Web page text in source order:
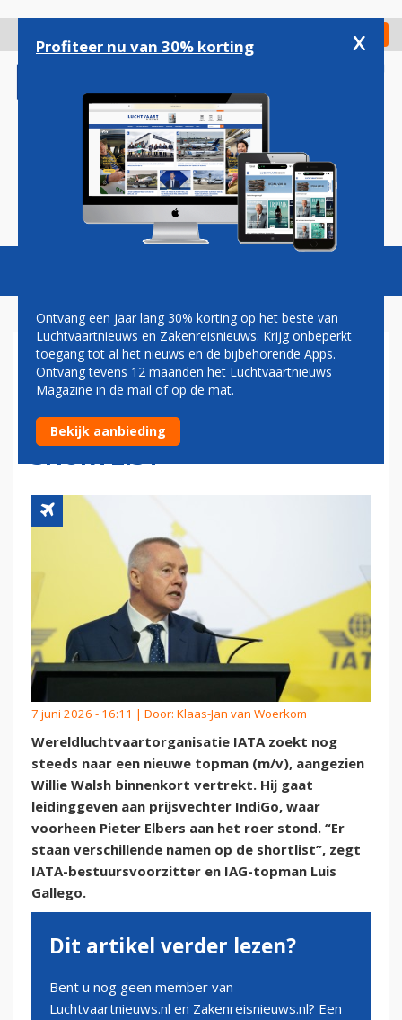
gaan
Check in
Magazine Podcasts Vacatures
IATA ZOEKT NOG NAAR
NIEUWE TOPMAN: 'ER STAAN
ENKELE NAMEN OP DE
SHORTLIST'
7 juni 2026 - 16:11 | Door: Klaas-Jan van Woerkom
Wereldluchtvaartorganisatie IATA zoekt nog
steeds naar een nieuwe topman (m/v), aangezien
Willie Walsh binnenkort vertrekt. Hij gaat
leidinggeven aan prijsvechter IndiGo, waar
voorheen Pieter Elbers aan het roer stond. “Er
staan verschillende namen op de shortlist”, zegt
IATA-bestuursvoorzitter en IAG-topman Luis
Gallego.
Dit artikel verder lezen?
Bent u nog geen member van
Luchtvaartnieuws.nl en Zakenreisnieuws.nl? Een
Profiteer nu van 30% korting x
Ontvang een jaar lang 30% korting op het beste van
Luchtvaartnieuws en Zakenreisnieuws. Krijg onbeperkt
toegang tot al het nieuws en de bijbehorende Apps.
Ontvang tevens 12 maanden het Luchtvaartnieuws
Magazine in de mail of op de mat.
Bekijk aanbieding